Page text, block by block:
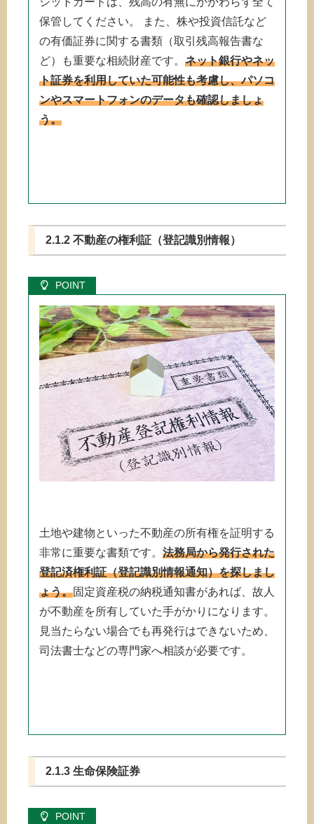
保管してください。 また、株や投資信託など
の有価証券に関する書類（取引残高報告書な
ど）も重要な相続財産です。 ネット銀行やネッ
ト証券を利用していた可能性も考慮し、パソコ
ンやスマートフォンのデータも確認しましょ
う。
2.1.2 不動産の権利証（登記識別情報）
土地や建物といった不動産の所有権を証明する
非常に重要な書類です。 法務局から発行された
登記済権利証（登記識別情報通知）を探しまし
ょう。固定資産税の納税通知書があれば、故人
が不動産を所有していた手がかりになります。
見当たらない場合でも再発行はできないため、
司法書士などの専門家へ相談が必要です。
2.1.3 生命保険証券